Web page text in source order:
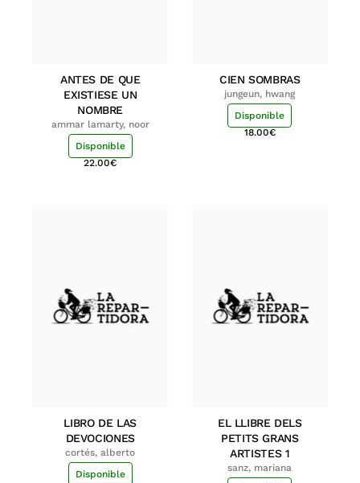
ANTES DE QUE
EXISTIESE UN
NOMBRE
ammar lamarty, noor
Disponible
22.00€
CIEN SOMBRAS
jungeun, hwang
Disponible
18.00€
LIBRO DE LAS
DEVOCIONES
cortés, alberto
Disponible
EL LLIBRE DELS
PETITS GRANS
ARTISTES 1
sanz, mariana